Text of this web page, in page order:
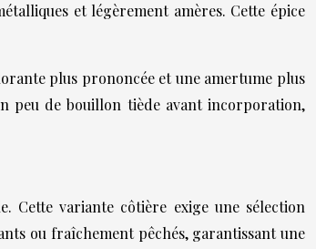
et légèrement amères. Cette épice
plus prononcée et une amertume plus
peu de bouillon tiède avant incorporation,
Cette variante côtière exige une sélection
ou fraîchement pêchés, garantissant une